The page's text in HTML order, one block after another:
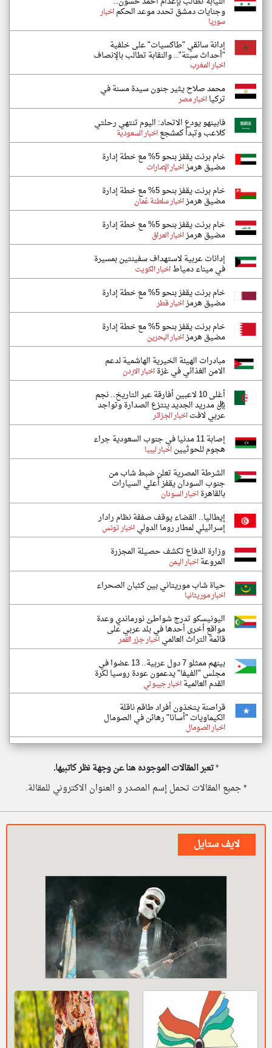
وجنايات دمشق تحدد موعد الحكماخبار
سوريا
إدانة سائقي "طاكسيات" على خلفية
"أحداث سبتة".. والنقابة تطالب بالإنصاف
اخبار المغرب
محمد صلاح يثير جنون سيدة مسنة في
تركيااخبار مصر
فابينهو يودع الاتحاد: اليوم تنتهي رحلتي
كلاعب وتبدأ كمشجعاخبار السعودية
خام برنت يقفز بنحو 5% مع خطة إدارة
مضيق هرمزاخبار الإمارات
خام برنت يقفز بنحو 5% مع خطة إدارة
مضيق هرمزاخبار سلطنة عُمان
خام برنت يقفز بنحو 5% مع خطة إدارة
مضيق هرمزاخبار العراق
إدانات عربية لاستهداف سفينتين بمسيرة
في ميناء دمياطاخبار الكويت
خام برنت يقفز بنحو 5% مع خطة إدارة
مضيق هرمزاخبار قطر
خام برنت يقفز بنحو 5% مع خطة إدارة
مضيق هرمزاخبار البحرين
مبادرات الهيئة الخيرية الهاشمية لدعم
الامن الغذائي في غزةاخبار الاردن
أغلى 10 لاعبين أفارقة عبر التاريخ.. نجم
ريال مدريد الجديد ينتزع الصدارة وتواجد
عربي لافتاخبار الجزائر
إصابة 11 مدنيا في جنوب السعودية جراء
هجوم للحوثييناخبار ليبيا
الشرطة المصرية تعلن ضبط شاب من
جنوب السودان يقفز أعلي السيارات
بالقاهرةاخبار السودان
إيطاليا.. القضاء يوقف صفقة نظام رادار
إسرائيلي لمطار روما الدولياخبار تونس
وزارة الدفاع تكشف حصيلة المجزرة
المروعةاخبار اليمن
حياة شاب موريتاني بين كثبان الصحراء
اخبار موريتانيا
اليونيسكو تدرج شواطئ نورماندي وعدة
مواقع أخرى أحدها في بلد عربي على
قائمة التراث العالمياخبار جزر القمر
بينهم ممثلو 7 دول عربية.. 13 عضوا في
مجلس "الفيفا" يدعمون عودة روسيا لكرة
القدم العالميةاخبار جيبوتي
قراصنة يتخذون أفراد طاقم ناقلة
الكيماويات "أسانا" رهائن في الصومال
اخبار الصومال
*تعبر المقالات الموجوده هنا عن وجهة نظر كاتبيها.
* جميع المقالات تحمل إسم المصدر و العنوان الاكتروني للمقالة.
لايف ستايل